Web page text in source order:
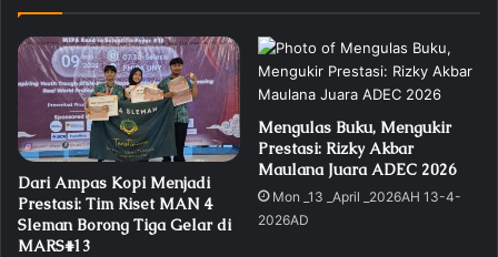
siswi kita mampu bersaing di level internasional,
membawa nama Indonesia dan madrasah di pentas
global. Kami akan terus mendukung pengembangan
inovasi dan kreativitas siswa dalam berbagai bidang,”
ujarnya.
Ajang WSDG 2024 dihadiri oleh delegasi dari puluhan
negara, menampilkan berbagai inovasi yang berfokus
pada pencapaian 17 SDGs, termasuk kesehatan,
Dari Ampas Kopi Menjadi
Prestasi: Tim Riset MAN 4
Sleman Borong Tiga Gelar di
MARS#13
Mengulas Buku, Mengukir
Prestasi: Rizky Akbar
Maulana Juara ADEC 2026
Mon _13 _April _2026AH 13-4-
2026AD